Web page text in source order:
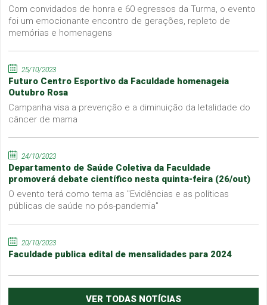
Com convidados de honra e 60 egressos da Turma, o evento
foi um emocionante encontro de gerações, repleto de
memórias e homenagens
25/10/2023
Futuro Centro Esportivo da Faculdade homenageia
Outubro Rosa
Campanha visa a prevenção e a diminuição da letalidade do
câncer de mama
24/10/2023
Departamento de Saúde Coletiva da Faculdade
promoverá debate científico nesta quinta-feira (26/out)
O evento terá como tema as "Evidências e as políticas
públicas de saúde no pós-pandemia"
20/10/2023
Faculdade publica edital de mensalidades para 2024
VER TODAS NOTÍCIAS